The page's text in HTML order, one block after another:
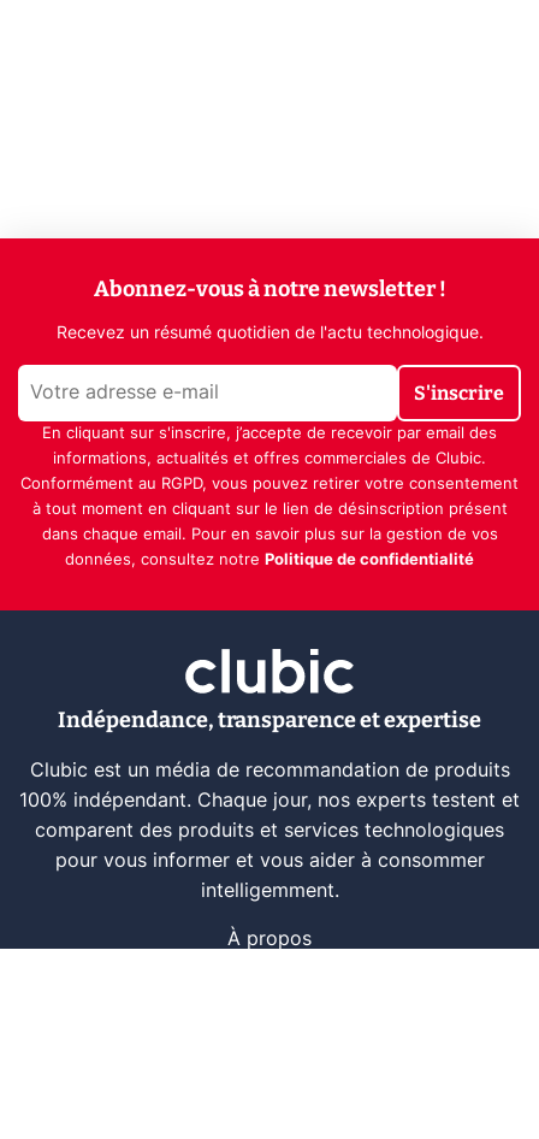
Abonnez-vous à notre newsletter !
Recevez un résumé quotidien de l'actu technologique.
S'inscrire
En cliquant sur s'inscrire, j’accepte de recevoir par email des
informations, actualités et offres commerciales de Clubic.
Conformément au RGPD, vous pouvez retirer votre consentement
à tout moment en cliquant sur le lien de désinscription présent
dans chaque email. Pour en savoir plus sur la gestion de vos
données, consultez notre Politique de confidentialité
Indépendance, transparence et expertise
Clubic est un média de recommandation de produits
100% indépendant. Chaque jour, nos experts testent et
comparent des produits et services technologiques
pour vous informer et vous aider à consommer
intelligemment.
À propos